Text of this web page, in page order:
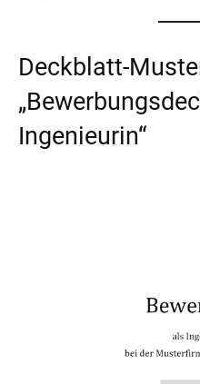
Deckblatt-
Ingenieurin“